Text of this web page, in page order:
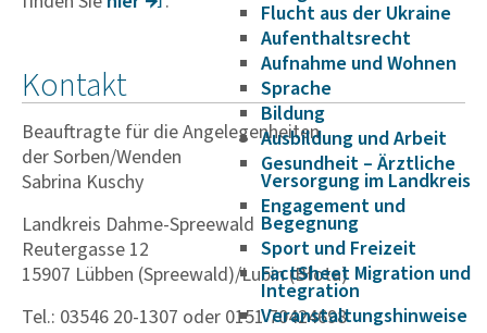
Flucht aus der Ukraine
Aufenthaltsrecht
Aufnahme und Wohnen
Sprache
Bildung
Ausbildung und Arbeit
Gesundheit – Ärztliche
Versorgung im Landkreis
Engagement und
Begegnung
Sport und Freizeit
FactSheet Migration und
Integration
Veranstaltungshinweise
Kontakt
Beauftragte für die Angelegenheiten
der Sorben/Wenden
Sabrina Kuschy
Landkreis Dahme-Spreewald
Reutergasse 12
15907 Lübben (Spreewald)/Lubin (Błota)
Tel.: 03546 20-1307 oder 0151 70424698